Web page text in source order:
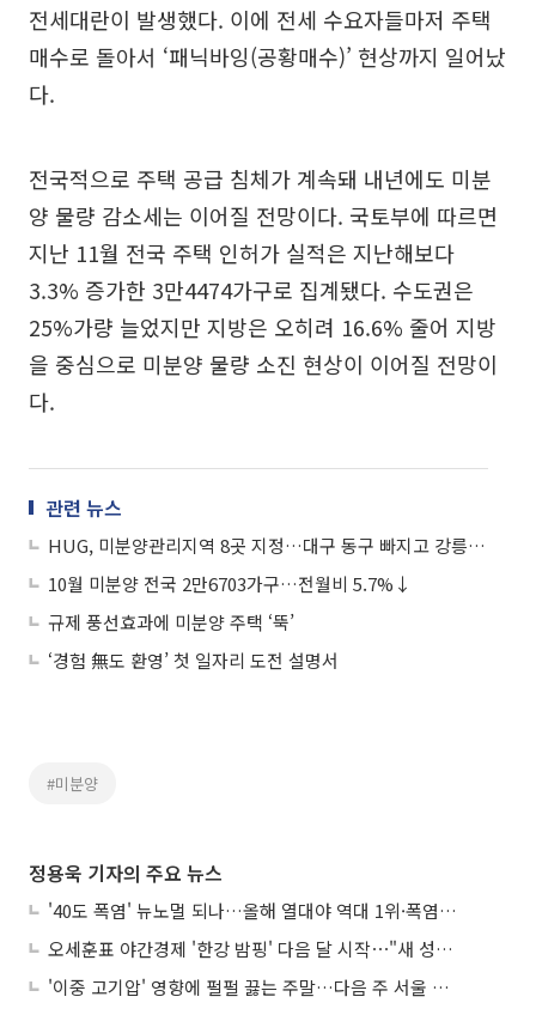
전세대란이 발생했다. 이에 전세 수요자들마저 주택
매수로 돌아서 ‘패닉바잉(공황매수)’ 현상까지 일어났
다.
전국적으로 주택 공급 침체가 계속돼 내년에도 미분
양 물량 감소세는 이어질 전망이다. 국토부에 따르면
지난 11월 전국 주택 인허가 실적은 지난해보다
3.3% 증가한 3만4474가구로 집계됐다. 수도권은
25%가량 늘었지만 지방은 오히려 16.6% 줄어 지방
을 중심으로 미분양 물량 소진 현상이 이어질 전망이
다.
관련 뉴스
HUG, 미분양관리지역 8곳 지정…대구 동구 빠지고 강릉시 편입
10월 미분양 전국 2만6703가구…전월비 5.7%↓
규제 풍선효과에 미분양 주택 ‘뚝’
‘경험 無도 환영’ 첫 일자리 도전 설명서
#미분양
정용욱 기자의 주요 뉴스
'40도 폭염' 뉴노멀 되나…올해 열대야 역대 1위·폭염일수 평년 3배 넘어
오세훈표 야간경제 '한강 밤핑' 다음 달 시작⋯"새 성장동력 만들 것"
'이중 고기압' 영향에 펄펄 끓는 주말…다음 주 서울 포함 서쪽이 더 덥다